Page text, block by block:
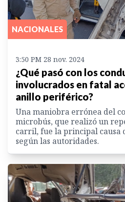
NACIONALES
3:50 PM 28 nov. 2024
¿Qué pasó con los
involucrados en fatal
anillo periférico?
Una maniobra errónea del
microbús, que realizó un
carril, fue la principal causa
según las autoridades.